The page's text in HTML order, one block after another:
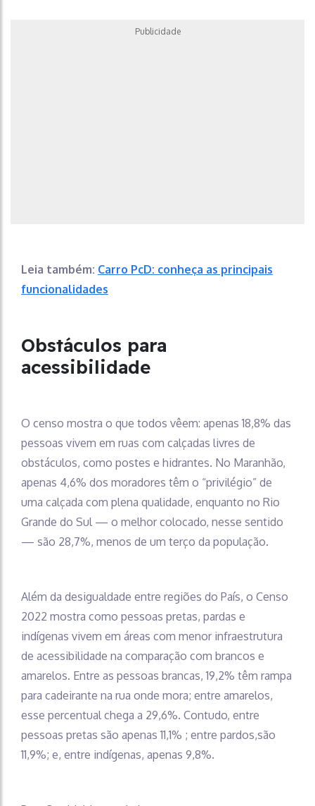
Publicidade
Leia também: Carro PcD: conheça as principais
funcionalidades
Obstáculos para
acessibilidade
O censo mostra o que todos vêem: apenas 18,8% das
pessoas vivem em ruas com calçadas livres de
obstáculos, como postes e hidrantes. No Maranhão,
apenas 4,6% dos moradores têm o “privilégio” de
uma calçada com plena qualidade, enquanto no Rio
Grande do Sul — o melhor colocado, nesse sentido
— são 28,7%, menos de um terço da população.
Além da desigualdade entre regiões do País, o Censo
2022 mostra como pessoas pretas, pardas e
indígenas vivem em áreas com menor infraestrutura
de acessibilidade na comparação com brancos e
amarelos. Entre as pessoas brancas, 19,2% têm rampa
para cadeirante na rua onde mora; entre amarelos,
esse percentual chega a 29,6%. Contudo, entre
pessoas pretas são apenas 11,1% ; entre pardos,são
11,9%; e, entre indígenas, apenas 9,8%.